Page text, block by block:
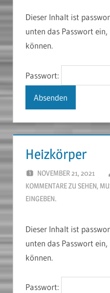
Dieser Inhalt ist
unten das Passwort
können.
Passwort:
Heizkörper
NOVEMBER 21, 2021
KOMMENTARE ZU SEHEN,
EINGEBEN.
Dieser Inhalt ist
unten das Passwort
können.
Passwort: